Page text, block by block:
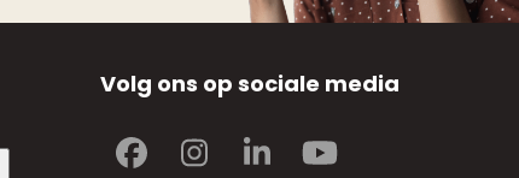
Volg ons op sociale media
Facebook
Instagram
LinkedInYouTube